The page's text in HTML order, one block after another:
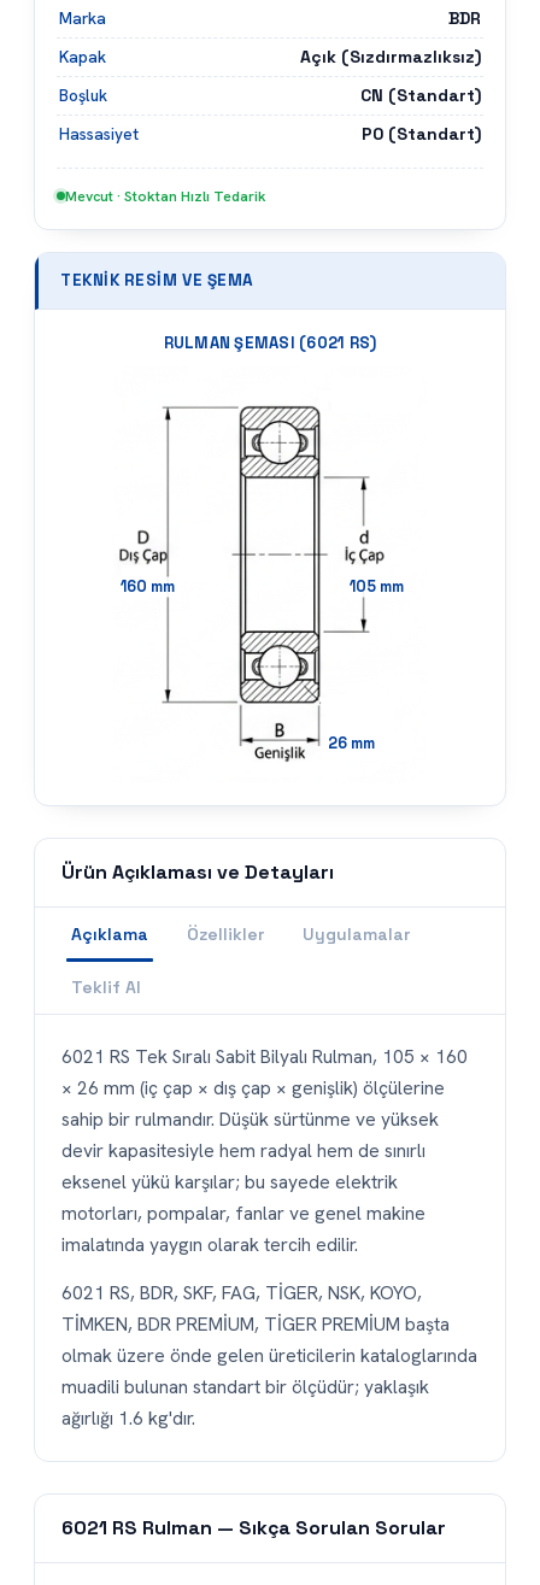
Marka
BDR
Kapak
Açık (Sızdırmazlıksız)
Boşluk
CN (Standart)
Hassasiyet
P0 (Standart)
Mevcut · Stoktan Hızlı Tedarik
TEKNIK RESIM VE ŞEMA
RULMAN ŞEMASI (6021 RS)
160 mm 105mm
26 mm
Ürün Açıklaması ve Detayları
Açıklama Özellikler Uygulamalar
Teklif Al
6021 RS Tek Sıralı Sabit Bilyalı Rulman, 105 × 160
× 26 mm (iç çap × dış çap × genişlik) ölçülerine
sahip bir rulmandır. Düşük sürtünme ve yüksek
devir kapasitesiyle hem radyal hem de sınırlı
eksenel yükü karşılar; bu sayede elektrik
motorları, pompalar, fanlar ve genel makine
imalatında yaygın olarak tercih edilir.
6021 RS, BDR, SKF, FAG, TİGER, NSK, KOYO,
TİMKEN, BDR PREMİUM, TİGER PREMİUM başta
olmak üzere önde gelen üreticilerin kataloglarında
muadili bulunan standart bir ölçüdür; yaklaşık
ağırlığı 1.6 kg'dır.
6021 RS Rulman — Sıkça Sorulan Sorular